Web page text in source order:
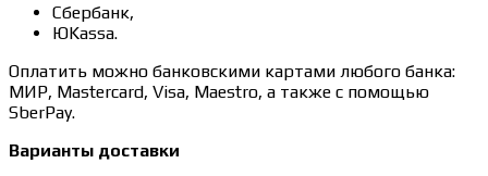
Сбербанк,
ЮKassa.
Оплатить можно банковскими картами любого банка:
МИР, Mastercard, Visa, Maestro, а также с помощью
SberPay.
Варианты доставки